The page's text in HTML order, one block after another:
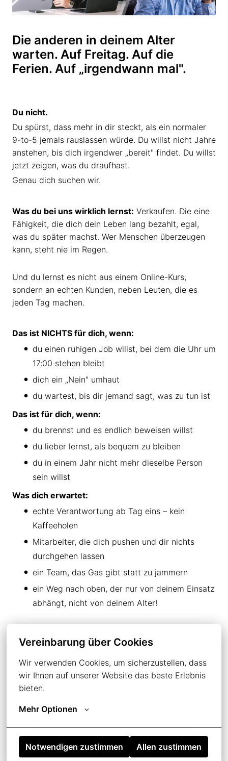
Vereinbarung über Cookies
Wir verwenden Cookies, um sicherzustellen, dass
wir Ihnen auf unserer Website das beste Erlebnis
bieten.
Mehr Optionen
Notwendigen zustimmen Allen zustimmen
Die anderen in deinem Alter
warten. Auf Freitag. Auf die
Ferien. Auf „irgendwann mal".
Du nicht.
Du spürst, dass mehr in dir steckt, als ein normaler
9-to-5 jemals rauslassen würde. Du willst nicht Jahre
anstehen, bis dich irgendwer „bereit" findet. Du willst
jetzt zeigen, was du draufhast.
Genau dich suchen wir.
Was du bei uns wirklich lernst: Verkaufen. Die eine
Fähigkeit, die dich dein Leben lang bezahlt, egal,
was du später machst. Wer Menschen überzeugen
kann, steht nie im Regen.
Und du lernst es nicht aus einem Online-Kurs,
sondern an echten Kunden, neben Leuten, die es
jeden Tag machen.
Das ist NICHTS für dich, wenn:
du einen ruhigen Job willst, bei dem die Uhr um
17:00 stehen bleibt
dich ein „Nein" umhaut
du wartest, bis dir jemand sagt, was zu tun ist
Das ist für dich, wenn:
du brennst und es endlich beweisen willst
du lieber lernst, als bequem zu bleiben
du in einem Jahr nicht mehr dieselbe Person
sein willst
Was dich erwartet:
echte Verantwortung ab Tag eins – kein
Kaffeeholen
Mitarbeiter, die dich pushen und dir nichts
durchgehen lassen
ein Team, das Gas gibt statt zu jammern
ein Weg nach oben, der nur von deinem Einsatz
abhängt, nicht von deinem Alter!
In einem Jahr bist du entweder genau dort, wo du
heute stehst, oder kaum wiederzuerkennen.
Du entscheidest.
Bereit? Schick uns deinen Lebenslauf.
Bewerben